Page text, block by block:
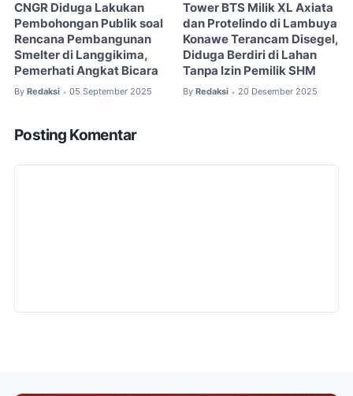
CNGR Diduga Lakukan
Pembohongan Publik soal
Rencana Pembangunan
Smelter di Langgikima,
Pemerhati Angkat Bicara
By Redaksi • 05 September 2025
Tower BTS Milik XL Axiata
dan Protelindo di Lambuya
Konawe Terancam Disegel,
Diduga Berdiri di Lahan
Tanpa Izin Pemilik SHM
By Redaksi • 20 Desember 2025
Posting Komentar